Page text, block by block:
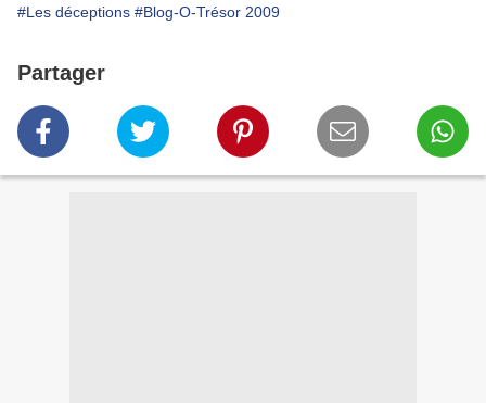
#Les déceptions #Blog-O-Trésor 2009
Partager